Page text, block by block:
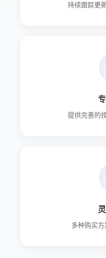
持续跟踪更
提供完善的
多种购买